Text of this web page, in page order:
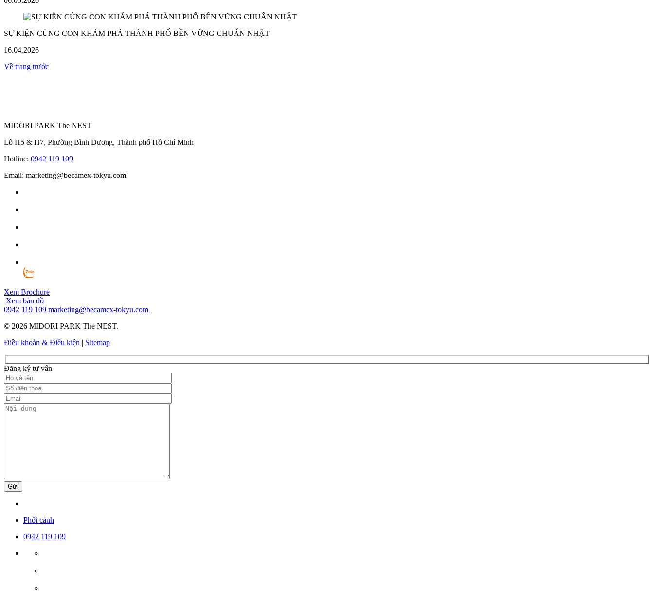
SỰ KIỆN CÙNG CON KHÁM PHÁ THÀNH PHỐ BỀN VỮNG CHUẨN NHẬT
16.04.2026
Về trang trước
MIDORI PARK The NEST
Lô H5 & H7, Phường Bình Dương, Thành phố Hồ Chí Minh
Hotline: 0942 119 109
Email: marketing@becamex-tokyu.com
Xem Brochure
Xem bản đồ
0942 119 109 marketing@becamex-tokyu.com
© 2026 MIDORI PARK The NEST.
Điều khoản & Điều kiện | Sitemap
Đăng ký tư vấn
Gửi
Phối cảnh
0942 119 109